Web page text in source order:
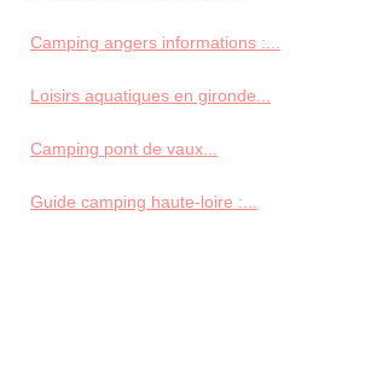
Camping angers informations :...
Loisirs aquatiques en gironde...
Camping pont de vaux...
Guide camping haute-loire :...